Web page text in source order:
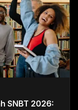
SNBT 2026: